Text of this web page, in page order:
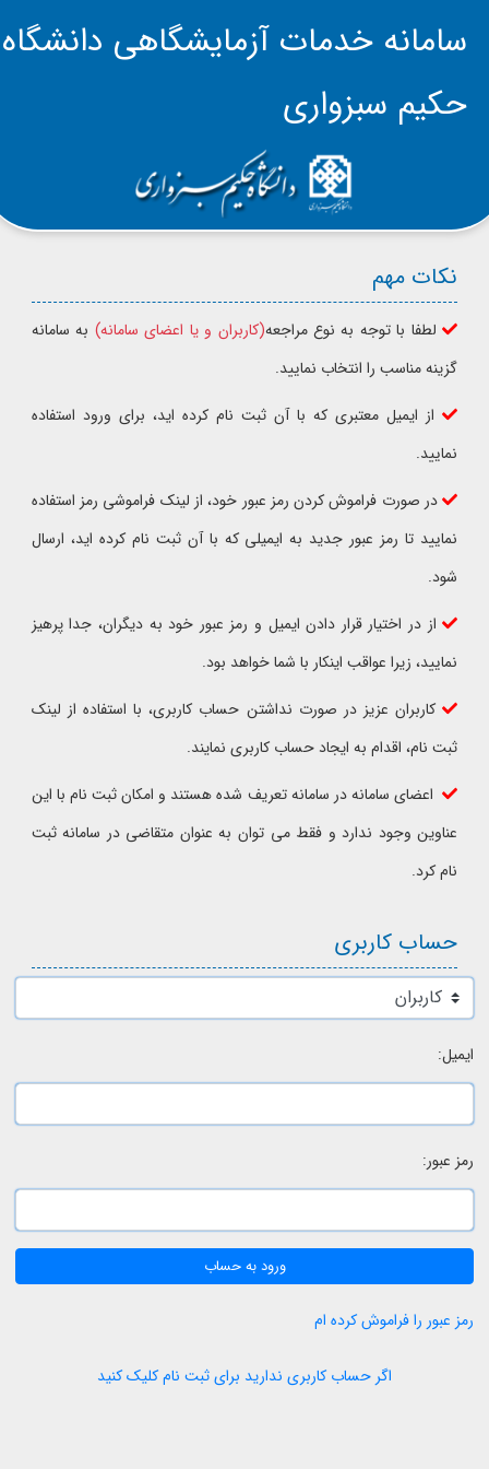
سامانه خدمات آزمایشگاهی دانشگاه
حکیم سبزواری
نکات مهم
لطفا با توجه به نوع مراجعه(کاربران و یا اعضای سامانه) به سامانه
گزینه مناسب را انتخاب نمایید.
از ایمیل معتبری که با آن ثبت نام کرده اید، برای ورود استفاده
نمایید.
در صورت فراموش کردن رمز عبور خود، از لینک فراموشی رمز استفاده
نمایید تا رمز عبور جدید به ایمیلی که با آن ثبت نام کرده اید، ارسال
شود.
از در اختیار قرار دادن ایمیل و رمز عبور خود به دیگران، جدا پرهیز
نمایید، زیرا عواقب اینکار با شما خواهد بود.
کاربران عزیز در صورت نداشتن حساب کاربری، با استفاده از لینک
ثبت نام، اقدام به ایجاد حساب کاربری نمایند.
اعضای سامانه در سامانه تعریف شده هستند و امکان ثبت نام با این
عناوین وجود ندارد و فقط می توان به عنوان متقاضی در سامانه ثبت
نام کرد.
حساب کاربری
ایمیل:
رمز عبور:
ورود به حساب
رمز عبور را فراموش کرده ام
اگر حساب کاربری ندارید برای ثبت نام کلیک کنید